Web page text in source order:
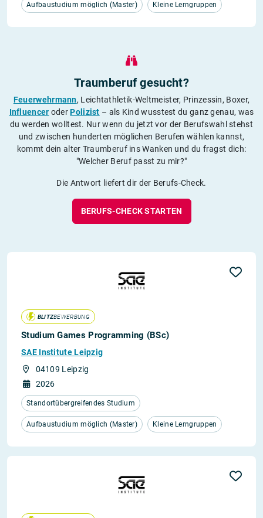
Aufbaustudium möglich (Master) Kleine Lerngruppen
Traumberuf gesucht?
Feuerwehrmann, Leichtathletik-Weltmeister, Prinzessin, Boxer,
Influencer oderPolizist – als Kind wusstest du ganz genau, was
du werden wolltest. Nur wenn du jetzt vor der Berufswahl stehst
und zwischen hunderten möglichen Berufen wählen kannst,
kommt dein alter Traumberuf ins Wanken und du fragst dich:
"Welcher Beruf passt zu mir?"
Die Antwort liefert dir der Berufs-Check.
BERUFS-CHECK STARTEN
BLITZBEWERBUNG
Studium Games Programming (BSc)
SAE Institute Leipzig
04109 Leipzig
2026
Standortübergreifendes Studium
Aufbaustudium möglich (Master) Kleine Lerngruppen